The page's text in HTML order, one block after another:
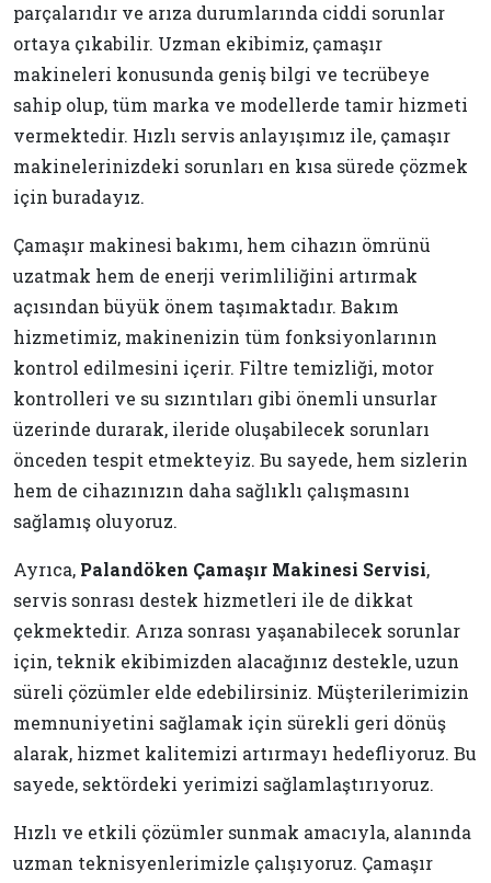
parçalarıdır ve arıza durumlarında ciddi sorunlar
ortaya çıkabilir. Uzman ekibimiz, çamaşır
makineleri konusunda geniş bilgi ve tecrübeye
sahip olup, tüm marka ve modellerde tamir hizmeti
vermektedir. Hızlı servis anlayışımız ile, çamaşır
makinelerinizdeki sorunları en kısa sürede çözmek
için buradayız.
Çamaşır makinesi bakımı, hem cihazın ömrünü
uzatmak hem de enerji verimliliğini artırmak
açısından büyük önem taşımaktadır. Bakım
hizmetimiz, makinenizin tüm fonksiyonlarının
kontrol edilmesini içerir. Filtre temizliği, motor
kontrolleri ve su sızıntıları gibi önemli unsurlar
üzerinde durarak, ileride oluşabilecek sorunları
önceden tespit etmekteyiz. Bu sayede, hem sizlerin
hem de cihazınızın daha sağlıklı çalışmasını
sağlamış oluyoruz.
Ayrıca, Palandöken Çamaşır Makinesi Servisi,
servis sonrası destek hizmetleri ile de dikkat
çekmektedir. Arıza sonrası yaşanabilecek sorunlar
için, teknik ekibimizden alacağınız destekle, uzun
süreli çözümler elde edebilirsiniz. Müşterilerimizin
memnuniyetini sağlamak için sürekli geri dönüş
alarak, hizmet kalitemizi artırmayı hedefliyoruz. Bu
sayede, sektördeki yerimizi sağlamlaştırıyoruz.
Hızlı ve etkili çözümler sunmak amacıyla, alanında
uzman teknisyenlerimizle çalışıyoruz. Çamaşır